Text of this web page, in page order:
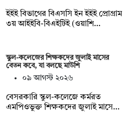
ইইই বিভাগের বিএসসি ইন ইইই প্রোগ্রাম
৩য় আইইবি-বিএইটিই (ওয়াশি…
স্কুল-কলেজের শিক্ষকদের জুলাই মাসের
বেতন কবে, যা বলছে মাউশি
০৯ আগস্ট ২০২৬
বেসরকারি স্কুল-কলেজে কর্মরত
এমপিওভুক্ত শিক্ষকদের জুলাই মাসে…